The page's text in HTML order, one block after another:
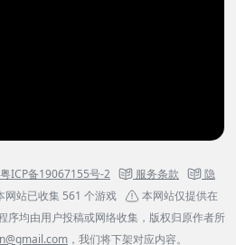
粤ICP备19067155号-2 服务条款
隐
网站已收集 561 个游戏
本网站仅提供在
序均由用户投稿或网络收集，版权归原作者所
，我们将下架对应内容。